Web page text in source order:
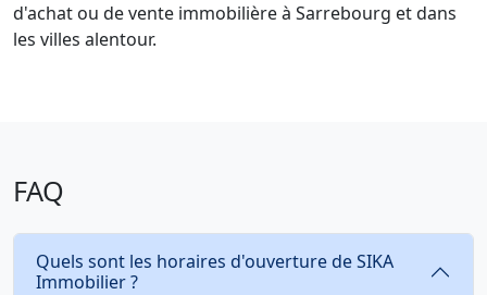
d'achat ou de vente immobilière à Sarrebourg et dans
les villes alentour.
FAQ
Quels sont les horaires d'ouverture de SIKA
Immobilier ?